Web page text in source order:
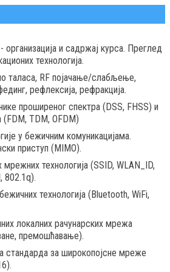
организација и садржај курса. Преглед
технологија.
таласа, RF појачање/слабљење,
рефлексија, рефракција.
проширеног спектра (DSS, FHSS) и
TDM, OFDM)
у бежичним комуникацијама.
приступ (MIMO).
технологија (SSID, WLAN_ID,
802.1q).
технологија (Bluetooth, WiFi,
локалних рачунарских мрежа
премошћавање).
стандарда за широкопојсне мреже